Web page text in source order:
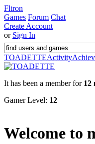
Fltron
Games Forum Chat
Create Account
or Sign In
TOADETTEActivity
It has been a member for 12
Gamer Level: 12
Welcome to